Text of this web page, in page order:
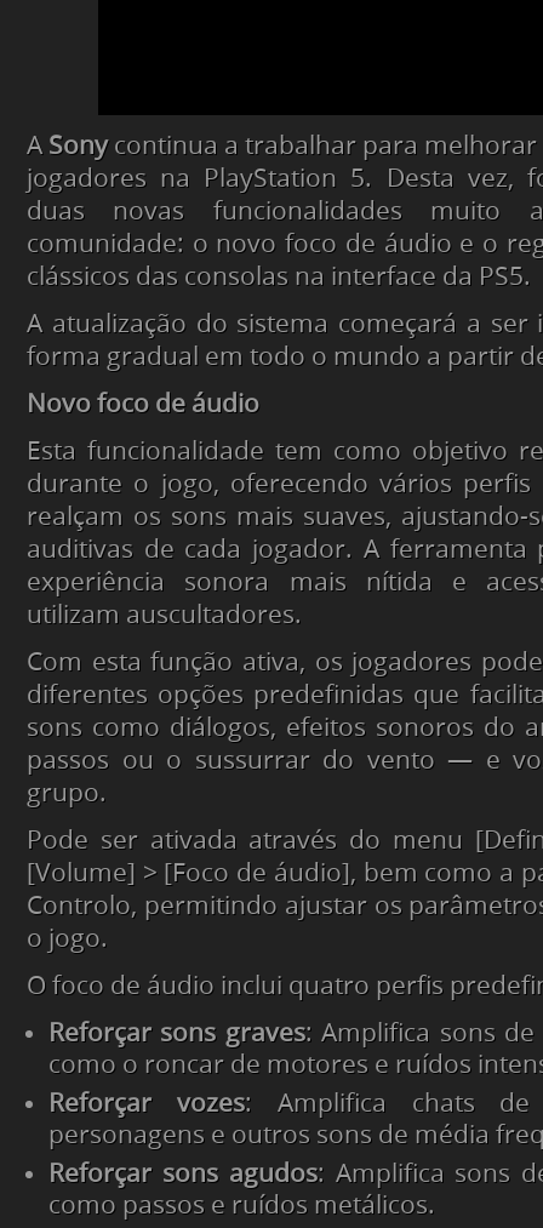
A Sonycontinua a trabalhar para melhorar
jogadores na PlayStation 5. Desta vez,
duas novas funcionalidades muito
comunidade: o novo foco de áudio e o
clássicos das consolas na interface da PS5.
A atualização do sistema começará a ser
forma gradual em todo o mundo a partir
Novo foco de áudio
Esta funcionalidade tem como objetivo
durante o jogo, oferecendo vários perfis
realçam os sons mais suaves, ajustando-
auditivas de cada jogador. A ferramenta
experiência sonora mais nítida e
utilizam auscultadores.
Com esta função ativa, os jogadores
diferentes opções predefinidas que
sons como diálogos, efeitos sonoros do
passos ou o sussurrar do vento — e
grupo.
Pode ser ativada através do menu
[Volume] > [Foco de áudio], bem como a
Controlo, permitindo ajustar os
o jogo.
O foco de áudio inclui quatro perfis
Reforçar sons graves: Amplifica sons
como o roncar de motores e ruídos
Reforçar vozes: Amplifica chats
personagens e outros sons de média
Reforçar sons agudos: Amplifica sons
como passos e ruídos metálicos.